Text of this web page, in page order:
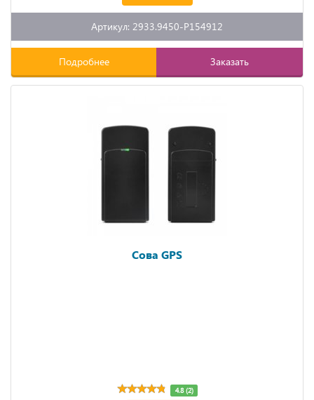
Артикул: 2933.9450-P154912
Подробнее Заказать
Сова GPS
4.8 (2)